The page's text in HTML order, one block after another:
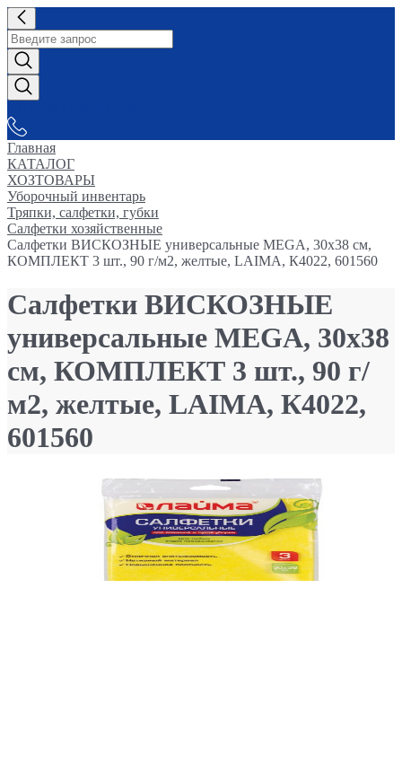
Главная
КАТАЛОГ
ХОЗТОВАРЫ
Уборочный инвентарь
Тряпки, салфетки, губки
Салфетки хозяйственные
Салфетки ВИСКОЗНЫЕ универсальные MEGA, 30х38 см,
КОМПЛЕКТ 3 шт., 90 г/м2, желтые, LAIMA, К4022, 601560
Салфетки ВИСКОЗНЫЕ
универсальные MEGA, 30х38
см, КОМПЛЕКТ 3 шт., 90 г/
м2, желтые, LAIMA, К4022,
601560